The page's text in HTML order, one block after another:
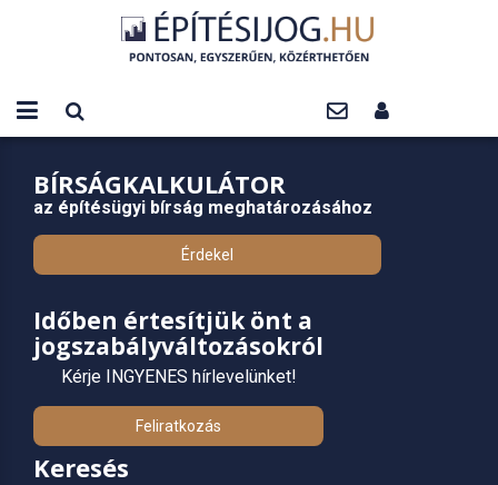
BÍRSÁGKALKULÁTOR
az építésügyi bírság meghatározásához
Érdekel
Időben értesítjük önt a
jogszabályváltozásokról
Kérje INGYENES hírlevelünket!
Feliratkozás
Keresés